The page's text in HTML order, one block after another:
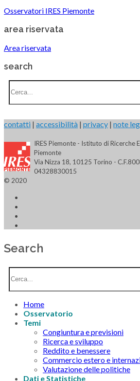
Osservatori IRES Piemonte
area riservata
Area riservata
search
contatti | accessibilità | privacy | note
IRES Piemonte - Istituto di Ricerche
Piemonte
Via Nizza 18, 10125 Torino -
04328830015
© 2020
Search
Home
Osservatorio
Temi
Congiuntura e previsioni
Ricerca e sviluppo
Reddito e benessere
Commercio estero e
Valutazione delle politiche
Dati e Statistiche